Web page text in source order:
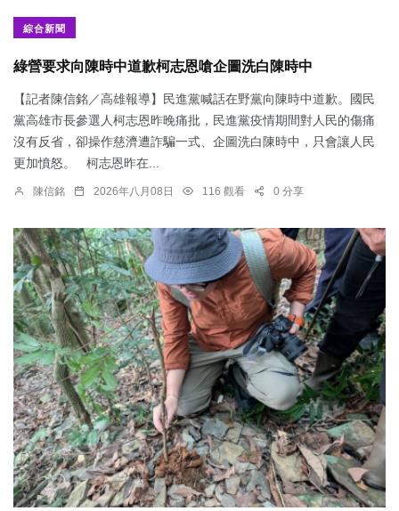
綜合新聞
綠營要求向陳時中道歉柯志恩嗆企圖洗白陳時中
【記者陳信銘／高雄報導】民進黨喊話在野黨向陳時中道歉。國民
黨高雄市長參選人柯志恩昨晚痛批，民進黨疫情期間對人民的傷痛
沒有反省，卻操作慈濟遭詐騙一式、企圖洗白陳時中，只會讓人民
更加憤怒。 柯志恩昨在...
陳信銘 2026年八月08日 116 觀看 0 分享